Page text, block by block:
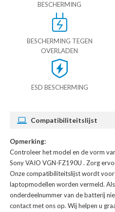
BESCHERMING
BESCHERMING TEGEN
OVERLADEN
ESD BESCHERMING
Compatibiliteitslijst
Opmerking:
Controleer het model en de vorm
Sony VAIO VGN-FZ190U . Zorg
Onze compatibiliteitslijst wordt
laptopmodellen worden vermeld.
onderdeelnummer van de batterij
contact met ons op. Wij helpen u